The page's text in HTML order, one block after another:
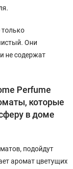
только
Они
не содержат
Perfume
которые
в доме
подойдут
аромат цветущих